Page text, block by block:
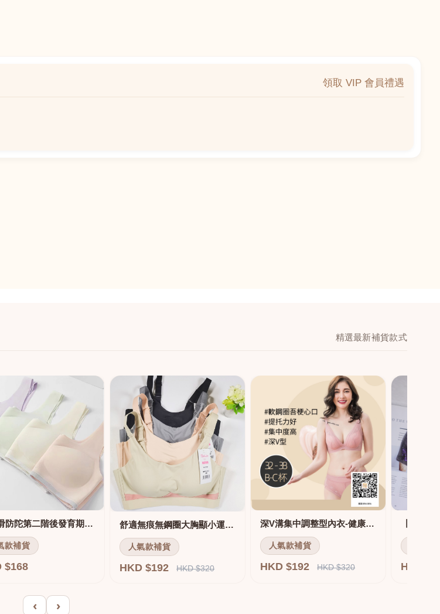
領取 VIP 會員禮遇
精選最新補貨款式
防上滑防陀第二階後發育期內衣
款補貨
$168
舒適無痕無鋼圈大胸顯小運動內衣
人氣款補貨
HKD $192 HKD $320
深V溝集中調整型內衣-健康軟鋼圈
人氣款補貨
HKD $192 HKD $320 HKD
‹ ›